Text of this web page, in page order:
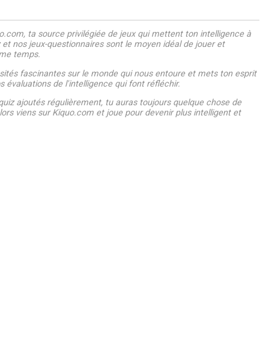
ta source privilégiée de jeux qui mettent ton intelligence à
et nos jeux-questionnaires sont le moyen idéal de jouer et
temps.
fascinantes sur le monde qui nous entoure et mets ton esprit
évaluations de l'intelligence qui font réfléchir.
ajoutés régulièrement, tu auras toujours quelque chose de
viens sur Kiquo.com et joue pour devenir plus intelligent et